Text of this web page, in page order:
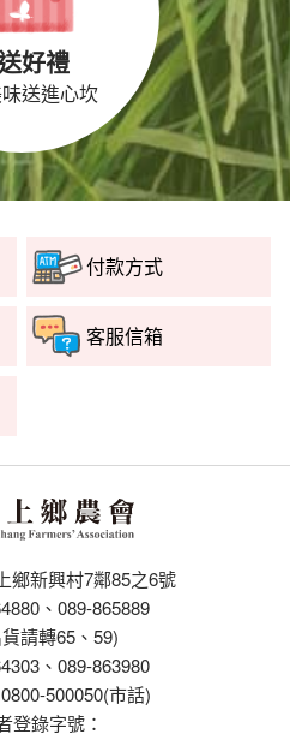
好禮
送進心坎
鄉新興村7鄰85之6號
、089-865889
請轉65、59)
、089-863980
500050(市話)
登錄字號：
付款方式
客服信箱